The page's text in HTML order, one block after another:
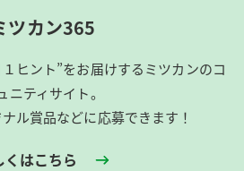
ツカン365
ヒント”をお届けするミツカンのコ
ニティサイト。
ル賞品などに応募できます！
くはこちら